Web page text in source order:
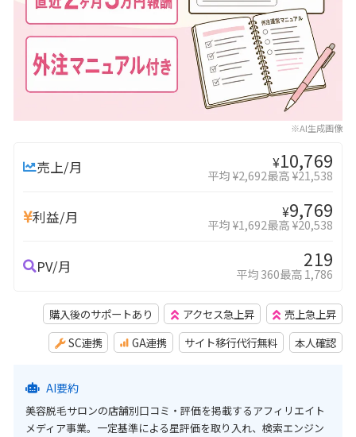
※AI生成画像
売上/月 ¥10,769
平均 ¥2,692最高 ¥21,538
利益/月 ¥9,769
平均 ¥1,692最高 ¥20,538
PV/月 219
平均 360最高 1,786
購入後のサポートあり アクセス急上昇
売上急上昇
SC連携
GA連携 サイト移行代行無料 本人確認
AI要約
美容脱毛サロンの店舗別口コミ・評価を掲載するアフィリエイト
メディア事業。一定基準による星評価を取り入れ、検索エンジン